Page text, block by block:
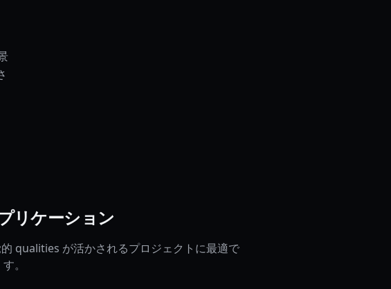
リケーション
qualities が活かされるプロジェクトに最適で
す。